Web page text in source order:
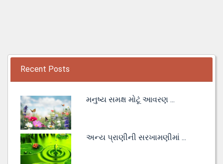
Recent Posts
મનુષ્ય સમક્ષ મોટૂં આવરણ ...
અન્ય પ્રાણીની સરખામણીમાં ...